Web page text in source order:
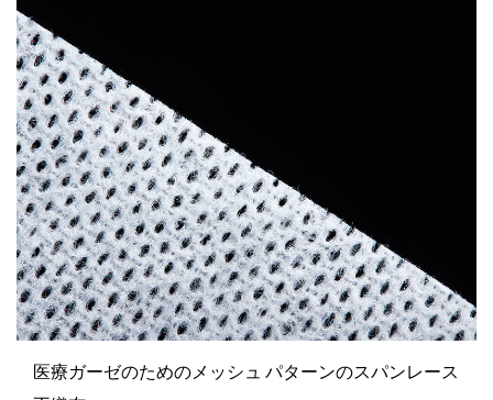
医療ガーゼのためのメッシュ パターンのスパンレース